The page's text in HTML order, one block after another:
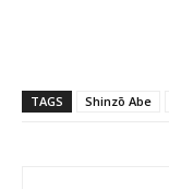
TAGS Shinzō Abe